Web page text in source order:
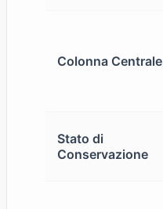
Colonna Centrale
Stato di
Conservazione